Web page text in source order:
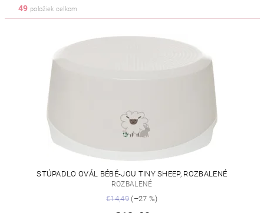
49 položiek celkom
STÚPADLO OVÁL BÉBÉ-JOU TINY SHEEP, ROZBALENÉ
ROZBALENÉ
€14,49(–27 %)